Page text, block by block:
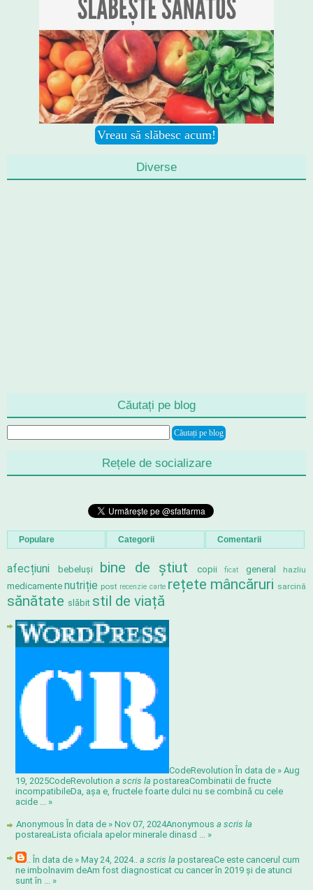
Diverse
Căutați pe blog
Rețele de socializare
Populare Categorii Comentarii
afecțiuni bebeluși bine de știut copii ficat general hazliu
medicamente nutriție post recenzie carte rețete mâncăruri sarcină
sănătate slăbit stil de viață
CodeRevolution În data de » Aug
19, 2025CodeRevolution a scris la postareaCombinatii de fructe
incompatibileDa, așa e, fructele foarte dulci nu se combină cu cele
acide ... »
Anonymous În data de » Nov 07, 2024Anonymous a scris la
postareaLista oficiala apelor minerale dinasd ... »
.. În data de » May 24, 2024.. a scris la postareaCe este cancerul cum
ne imbolnavim deAm fost diagnosticat cu cancer în 2019 și de atunci
sunt în ... »